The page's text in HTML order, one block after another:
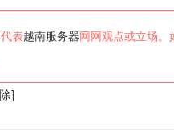
表越南服务器 网网观点或立场。
]